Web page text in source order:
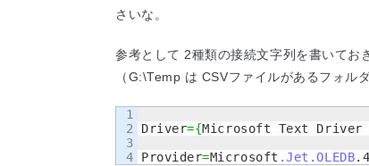
さいな。
参考として 2種類の接続文字列を書いてお
（G:\Temp は CSVファイルがあるフォルダ
1
2
3
Driver={Microsoft Text Driver
Provider=Microsoft .Jet .OLEDB